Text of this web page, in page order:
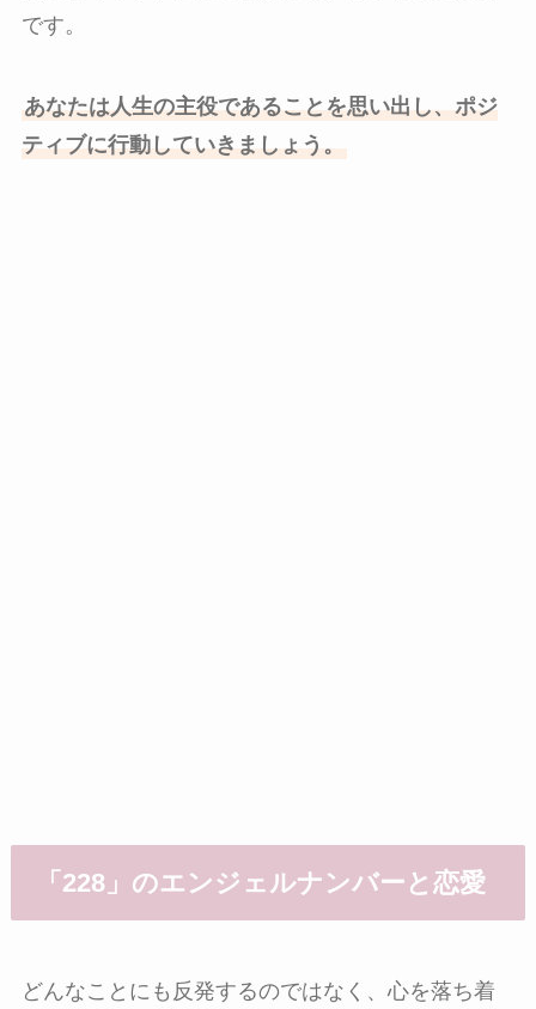
です。
あなたは人生の主役であることを思い出し、ポジ
ティブに行動していきましょう。
「228」のエンジェルナンバーと恋愛
どんなことにも反発するのではなく、心を落ち着